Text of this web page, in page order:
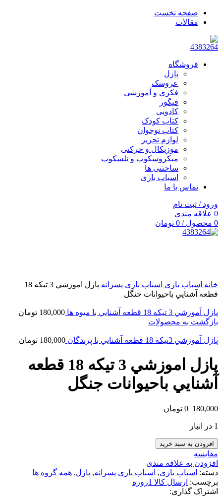
صفحه نخست
مقالات
فروشگاه
پازل
عروسک
فکری و آموزشی
فیگور
کادویی
کتاب کودک
کتاب نوجوان
لوازم تحریر
موزیکال و حرکتی
میکروسکوپ و تلسکوپ
ساختنی ها
اسباب بازی
تماس با ما
ورود / ثبت نام
0 علاقه مندی
0 محصول /
0 تومان
خانه اسباب بازی اسباب بازی پسرانه
پازل اموزشي 3 تيكه 18
قطعه آشنايي باحيوانات جنگل
پازل آموزشي 3 تيكه 18 قطعه آشنايي با ميوه ها 180,000 تومان
بازگشت به محصولات
پازل آموزشي 3تيكه 18 قطعه آشنايي با پرندگان 180,000 تومان
پازل اموزشي 3 تيكه 18 قطعه
آشنايي باحيوانات جنگل
180,000
0 تومان
1 در انبار
افزودن به سبد خرید
مقایسه
افزودن به علاقه مندی
دسته: اسباب بازی, اسباب بازی پسرانه, پازل, همه گروه ها
برچسب: ارسال كالا 1روزه
اشتراک گذاری: